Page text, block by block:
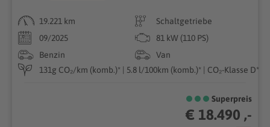
19.221 km
Schaltgetriebe
09/2025
81 kW (110 PS)
Benzin
Van
131g CO₂/km (komb.)* | 5.8 l/100km (komb.)* | CO₂-Klasse D*
Superpreis
€ 18.490 ,-